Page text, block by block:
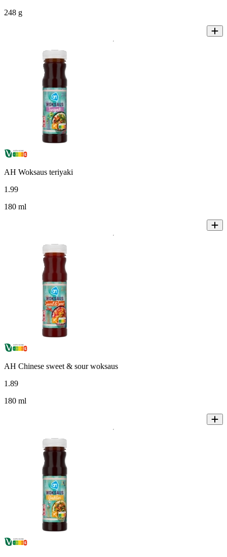
248 g
AH Woksaus teriyaki
1 .99
180 ml
AH Chinese sweet & sour woksaus
1 .89
180 ml